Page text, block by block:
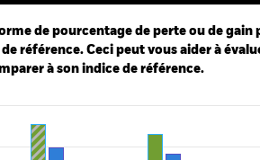
de pourcentage de perte ou de gain
référence. Ceci peut vous aider à
à son indice de référence.